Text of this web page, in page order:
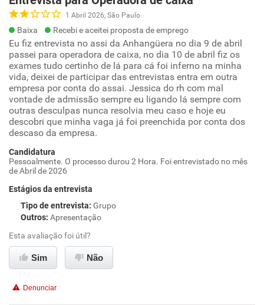
1 Abril 2026, São Paulo
Baixa Recebi e aceitei proposta de emprego
Eu fiz entrevista no assi da Anhangüera no dia 9 de abril
passei para operadora de caixa, no dia 10 de abril fiz os
exames tudo certinho de lá para cá foi inferno na minha
vida, deixei de participar das entrevistas entra em outra
empresa por conta do assai. Jessica do rh com mal
vontade de admissão sempre eu ligando lá sempre com
outras desculpas nunca resolvia meu caso e hoje eu
descobri que minha vaga já foi preenchida por conta dos
descaso da empresa.
Candidatura
Pessoalmente. O processo durou 2 Hora. Foi entrevistado no mês
de Abril de 2026
Estágios da entrevista
Tipo de entrevista: Grupo
Outros: Apresentação
Esta avaliação foi útil?
Sim Não
Denunciar